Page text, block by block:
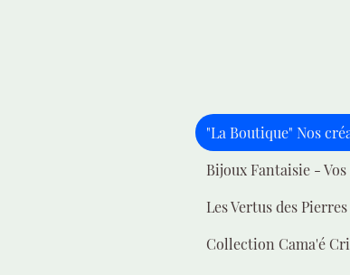
Les Vertus des Pierres
Collection Cama'é